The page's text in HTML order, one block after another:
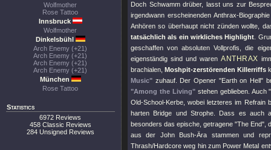
Wolfmother
Rose Tattoo
Innsbruck
Wolfmother
Dinkelsbühl
Arch Enemy (+21)
Arch Enemy (+21)
Arch Enemy (+21)
Arch Enemy (+21)
München
Rose Tattoo
Statistics
6972 Reviews
458 Classic Reviews
284 Unsigned Reviews
Doch Schwamm drüber, lasst uns zur
irgendwann erscheinenden Anthrax-
Anhören so überhaupt nicht zünden wollte,
tatsächlich als ein wirkliches Highlight .
geschaffen von absoluten Vollprofis, die
eigenständig sind und warenANTHRAX
brachialen,Moshpit-zerstörenden Killerriffs
Music" zuhauf. Der Opener "Earth on Hell"
"Among the Living"stehen geblieben. Auch
Old-School-Kerbe, wobei letzteres im
harten Bridge und Strophe. Dass es auch
besonders das epische, getragene"The End" ,
aus der John Bush-Ära stammen und
Thrash/Hardcore weg hin zum Power Metal